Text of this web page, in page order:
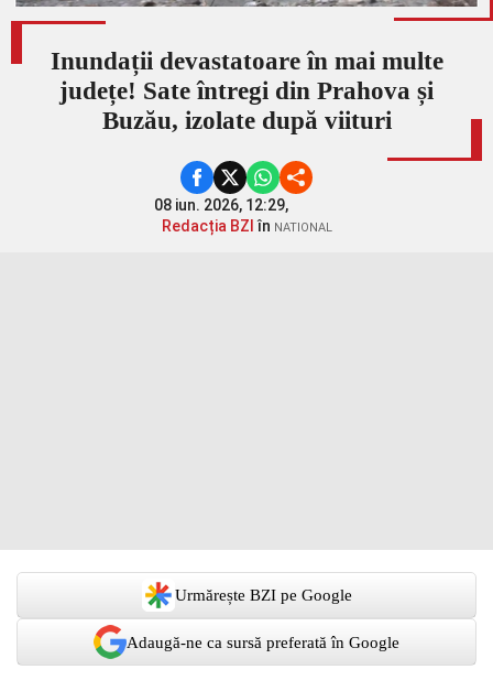
Inundații devastatoare în mai multe
județe! Sate întregi din Prahova și
Buzău, izolate după viituri
08 iun. 2026, 12:29,
Redacția BZI în NATIONAL
Urmărește BZI pe Google
Adaugă-ne ca sursă preferată în Google